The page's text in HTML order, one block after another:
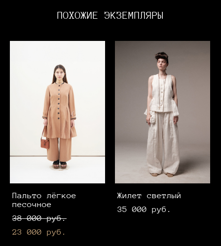
ПОХОЖИЕ ЭКЗЕМПЛЯРЫ
Пальто лёгкое
песочное
38 000 pуб.
23 000 pуб.
Жилет светлый
35 000 pуб.